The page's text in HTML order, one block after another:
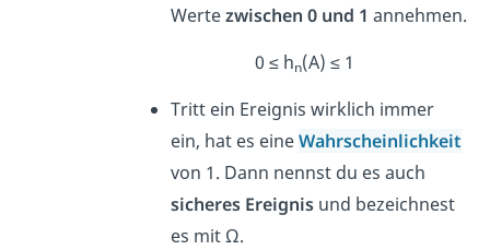
Wertezwischen 0 und 1 annehmen.
0 ≤ hn(A) ≤ 1
Tritt ein Ereignis wirklich immer
ein, hat es eineWahrscheinlichkeit
von 1. Dann nennst du es auch
sicheres Ereignis und bezeichnest
es mit Ω.